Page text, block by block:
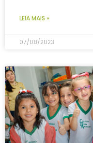
LEIA MAIS »
07/08/2023